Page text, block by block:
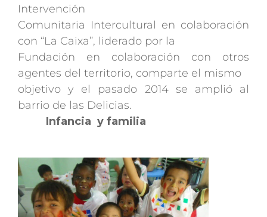
Intervención
Comunitaria Intercultural en colaboración
con “La Caixa”, liderado por la
Fundación en colaboración con otros
agentes del territorio, comparte el mismo
objetivo y el pasado 2014 se amplió al
barrio de las Delicias.
Infancia y familia